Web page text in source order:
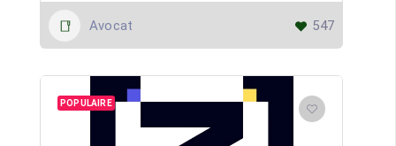
Avocat 547
POPULAIRE